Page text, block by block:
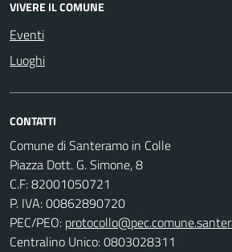
VIVERE IL COMUNE
Eventi
Luoghi
CONTATTI
Comune di Santeramo in Colle
Piazza Dott. G. Simone, 8
C.F:82001050721
P. IVA:00862890720
PEC/PEO:
Centralino Unico: 0803028311